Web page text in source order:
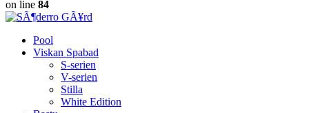
on line 84
Pool
Viskan Spabad
S-serien
V-serien
Stilla
White Edition